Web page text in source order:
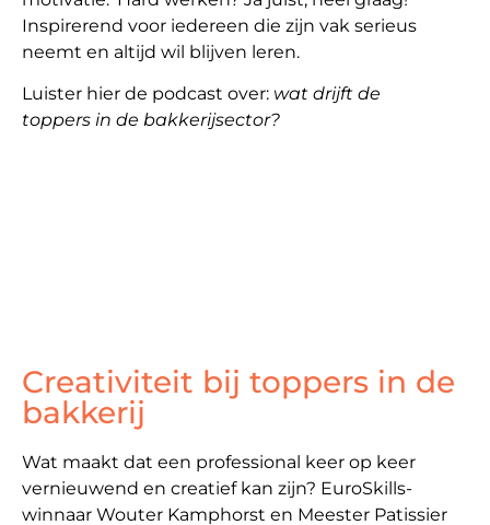
Inspirerend voor iedereen die zijn vak serieus
neemt en altijd wil blijven leren.
Luister hier de podcast over: wat drijft de
toppers in de bakkerijsector?
Creativiteit bij toppers in de
bakkerij
Wat maakt dat een professional keer op keer
vernieuwend en creatief kan zijn? EuroSkills-
winnaar Wouter Kamphorst en Meester Patissier